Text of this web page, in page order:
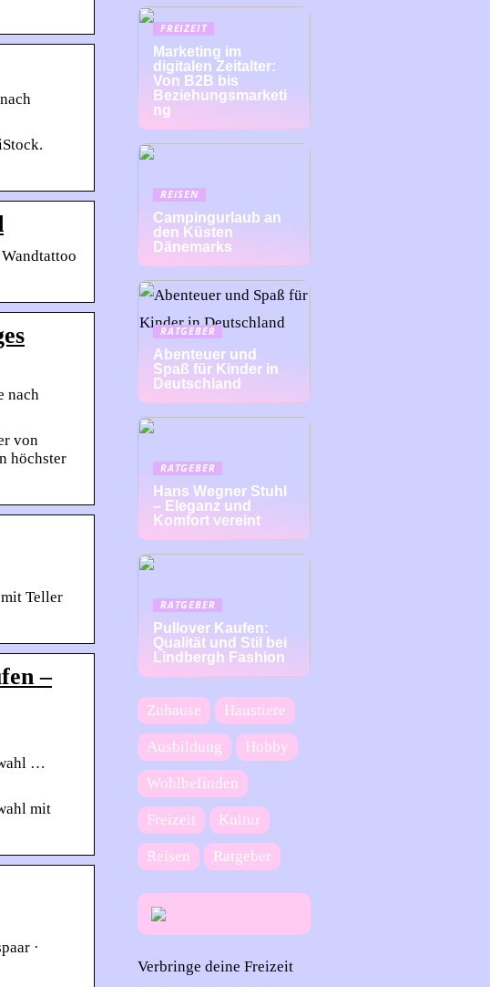
nach
von
höchster
Teller
–
…
mit
·
FREIZEIT
Marketing im
digitalen Zeitalter:
Von B2B bis
Beziehungsmarketi
ng
REISEN
Campingurlaub an
den Küsten
Dänemarks
RATGEBER
Abenteuer und
Spaß für Kinder in
Deutschland
RATGEBER
Hans Wegner Stuhl
– Eleganz und
Komfort vereint
RATGEBER
Pullover Kaufen:
Qualität und Stil bei
Lindbergh Fashion
Zuhause Haustiere
Ausbildung Hobby
Wohlbefinden
Freizeit Kultur
Reisen Ratgeber
Verbringe deine Freizeit